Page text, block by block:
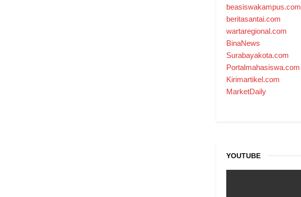
beasiswakampus.com
beritasantai.com
wartaregional.com
BinaNews
Surabayakota.com
Portalmahasiswa.com
Kirimartikel.com
MarketDaily
YOUTUBE